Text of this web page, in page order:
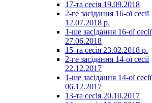
17-та сесія 19.09.2018
2-ге засідання 16-ої сесії
12.07.2018 р.
1-ше засідання 16-ої сесії
27.06.2018
15-та сесія 23.02.2018 р.
2-ге засідання 14-ої сесії
22.12.2017
1-ше засідання 14-ої сесії
06.12.2017
13-та сесія 20.10.2017